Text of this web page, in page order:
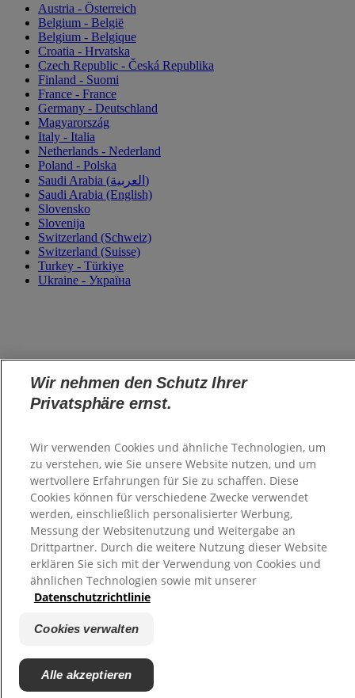
Austria - Österreich
Belgium - België
Belgium - Belgique
Croatia - Hrvatska
Czech Republic - Česká Republika
Finland - Suomi
France - France
Germany - Deutschland
Magyarország
Italy - Italia
Netherlands - Nederland
Poland - Polska
Saudi Arabia (العربية)
Saudi Arabia (English)
Slovensko
Slovenija
Switzerland (Schweiz)
Switzerland (Suisse)
Turkey - Türkiye
Ukraine - Україна
Wir nehmen den Schutz Ihrer
Privatsphäre ernst.
Wir verwenden Cookies und ähnliche Technologien, um
zu verstehen, wie Sie unsere Website nutzen, und um
wertvollere Erfahrungen für Sie zu schaffen. Diese
Cookies können für verschiedene Zwecke verwendet
werden, einschließlich personalisierter Werbung,
Messung der Websitenutzung und Weitergabe an
Drittpartner. Durch die weitere Nutzung dieser Website
erklären Sie sich mit der Verwendung von Cookies und
ähnlichen Technologien sowie mit unserer
Datenschutzrichtlinie
Cookies verwalten
Alle akzeptieren